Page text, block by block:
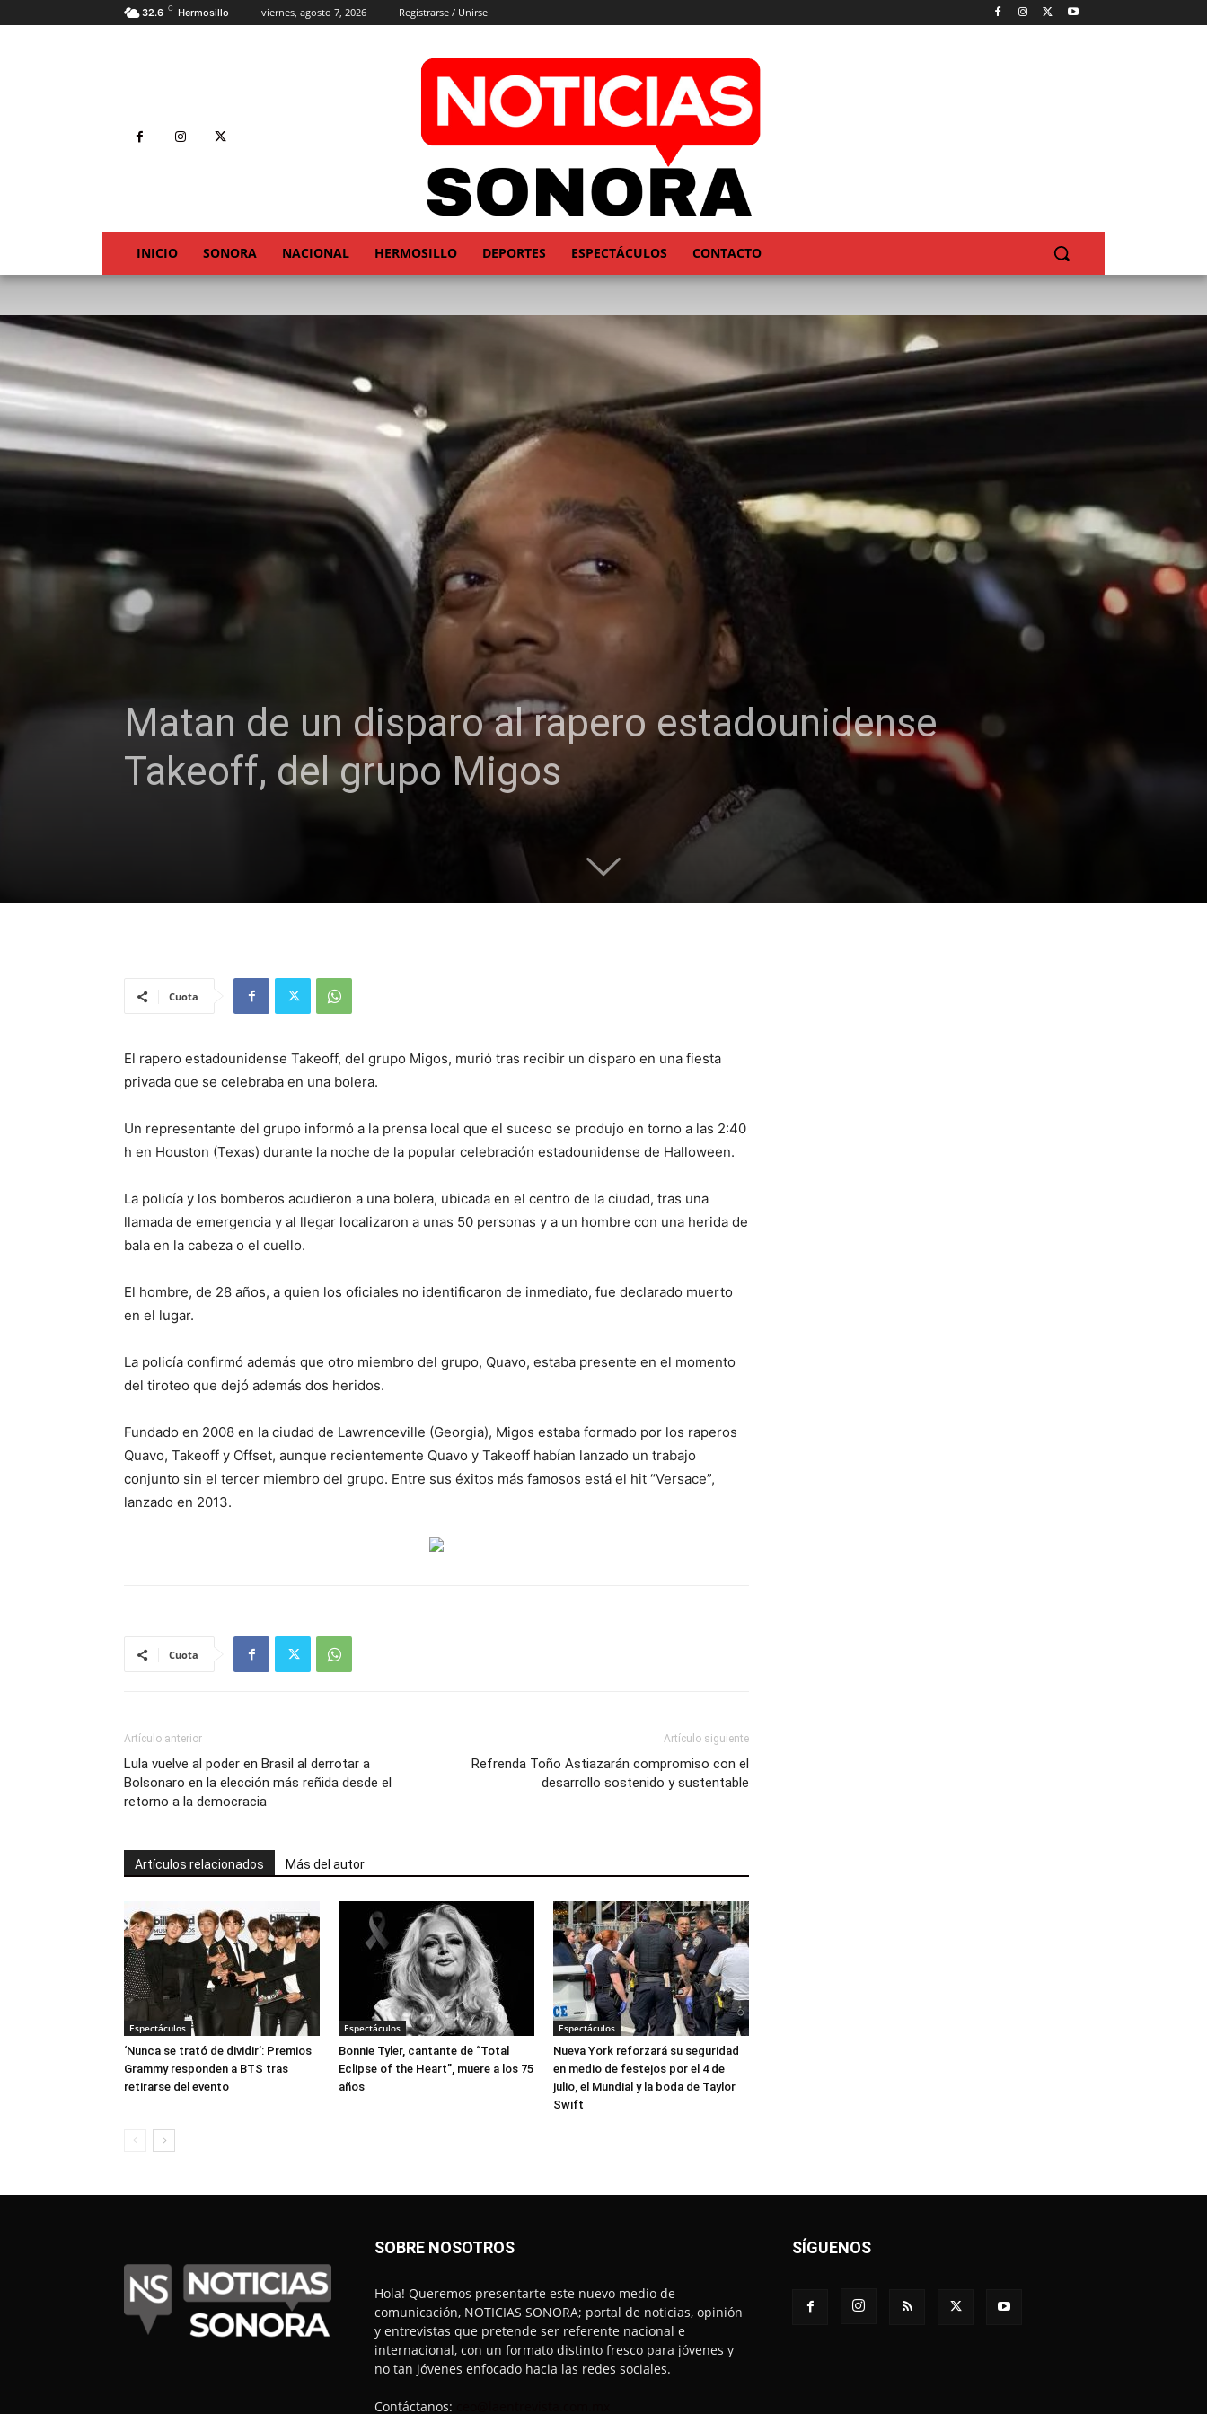
32.6 C Hermosillo viernes, agosto 7, 2026 Registrarse / Unirse
INICIO SONORA NACIONAL HERMOSILLO DEPORTES ESPECTÁCULOS CONTACTO
Matan de un disparo al rapero estadounidense
Takeoff, del grupo Migos
Cuota
El rapero estadounidense Takeoff, del grupo Migos, murió tras recibir un disparo en una fiesta
privada que se celebraba en una bolera.
Un representante del grupo informó a la prensa local que el suceso se produjo en torno a las 2:40
h en Houston (Texas) durante la noche de la popular celebración estadounidense de Halloween.
La policía y los bomberos acudieron a una bolera, ubicada en el centro de la ciudad, tras una
llamada de emergencia y al llegar localizaron a unas 50 personas y a un hombre con una herida de
bala en la cabeza o el cuello.
El hombre, de 28 años, a quien los oficiales no identificaron de inmediato, fue declarado muerto
en el lugar.
La policía confirmó además que otro miembro del grupo, Quavo, estaba presente en el momento
del tiroteo que dejó además dos heridos.
Fundado en 2008 en la ciudad de Lawrenceville (Georgia), Migos estaba formado por los raperos
Quavo, Takeoff y Offset, aunque recientemente Quavo y Takeoff habían lanzado un trabajo
conjunto sin el tercer miembro del grupo. Entre sus éxitos más famosos está el hit “Versace”,
lanzado en 2013.
Cuota
Artículo anterior
Lula vuelve al poder en Brasil al derrotar a
Bolsonaro en la elección más reñida desde el
retorno a la democracia
Artículo siguiente
Refrenda Toño Astiazarán compromiso con el
desarrollo sostenido y sustentable
Artículos relacionados Más del autor
Espectáculos
‘Nunca se trató de dividir’: Premios
Grammy responden a BTS tras
retirarse del evento
Espectáculos
Bonnie Tyler, cantante de “Total
Eclipse of the Heart”, muere a los 75
años
Espectáculos
Nueva York reforzará su seguridad
en medio de festejos por el 4 de
julio, el Mundial y la boda de Taylor
Swift
SOBRE NOSOTROS
Hola! Queremos presentarte este nuevo medio de
comunicación, NOTICIAS SONORA; portal de noticias, opinión
y entrevistas que pretende ser referente nacional e
internacional, con un formato distinto fresco para jóvenes y
no tan jóvenes enfocado hacia las redes sociales.
Contáctanos:
SÍGUENOS